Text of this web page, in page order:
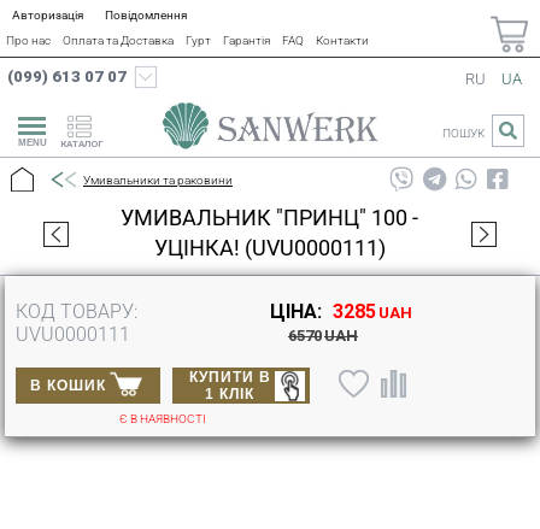
Авторизація
Повідомлення
Про нас
Оплата та Доставка Гурт Гарантія FAQ Контакти
(099) 613 07 07
КАТАЛОГ
RU UA
ПОШУК
Умивальники та раковини
УМИВАЛЬНИК "ПРИНЦ" 100 -
УЦІНКА! (UVU0000111)
КОД ТОВАРУ:
UVU0000111
ЦІНА: 3285 UAH
6570UAH
В КОШИК
КУПИТИ В
1 КЛІК
Є В НАЯВНОСТІ